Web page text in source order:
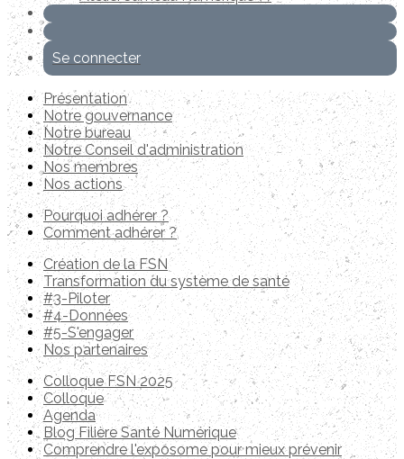
Se connecter
Présentation
Notre gouvernance
Notre bureau
Notre Conseil d'administration
Nos membres
Nos actions
Pourquoi adhérer ?
Comment adhérer ?
Création de la FSN
Transformation du système de santé
#3-Piloter
#4-Données
#5-S'engager
Nos partenaires
Colloque FSN 2025
Colloque
Agenda
Blog Filière Santé Numérique
Comprendre l'exposome pour mieux prévenir